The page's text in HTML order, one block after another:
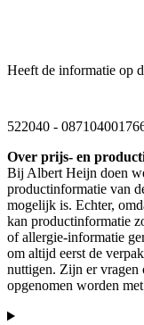
Heeft de informatie op
522040 -
Over prijs- en
Bij Albert Heijn doen
productinformatie van
mogelijk is. Echter,
kan productinformatie
of allergie-informatie
om altijd eerst de
nuttigen. Zijn er vragen
opgenomen worden